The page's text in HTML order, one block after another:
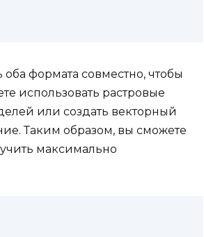
формата совместно, чтобы
использовать растровые
или создать векторный
Таким образом, вы сможете
максимально